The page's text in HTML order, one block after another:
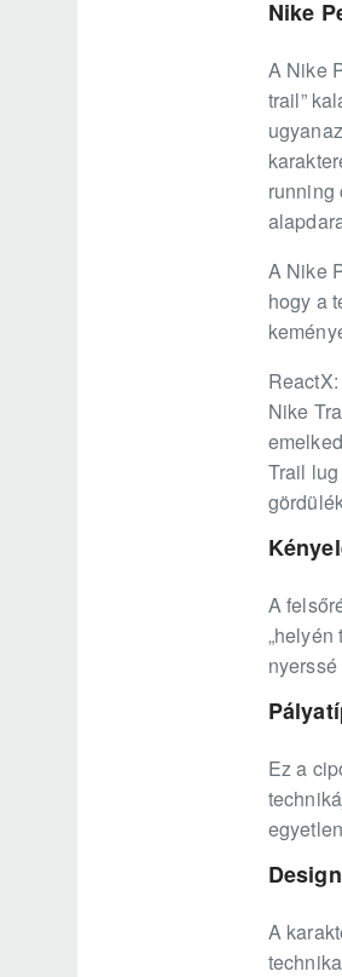
Nike
A Nike
trail”
running
A Nike
hogy a
Nike
Trail
A
„helyén
Ez a
A